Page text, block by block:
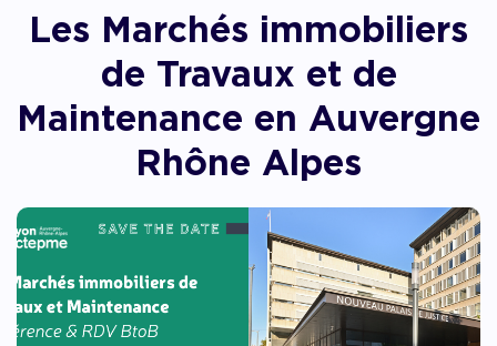
Les appels
appel à projets
Chatbot financement
Chatbot accompagnement
Les Marchés immobiliers
de Travaux et de
Maintenance en Auvergne
Rhône Alpes